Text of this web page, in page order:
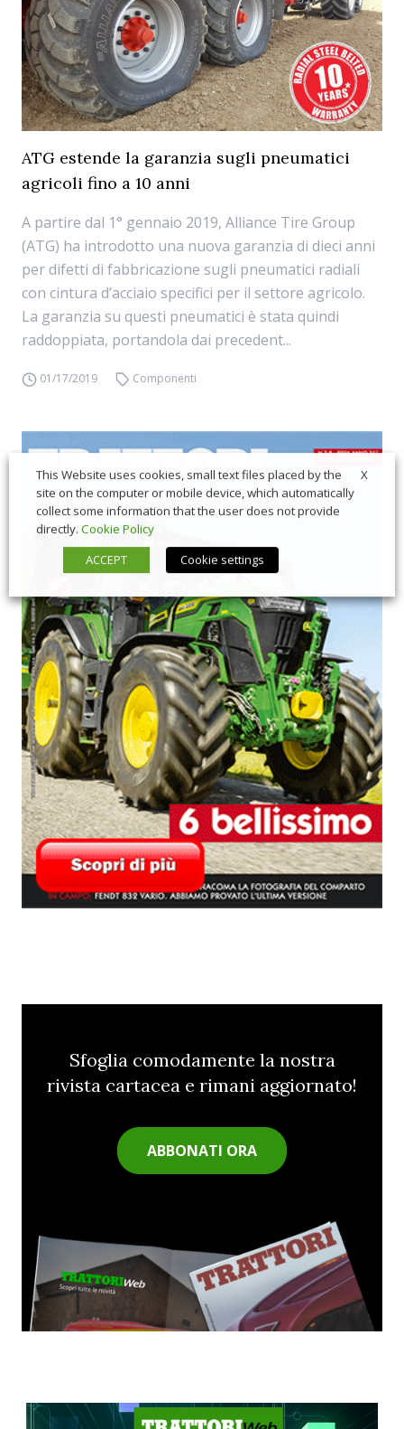
ATG estende la garanzia sugli pneumatici
agricoli fino a 10 anni
A partire dal 1° gennaio 2019, Alliance Tire Group
(ATG) ha introdotto una nuova garanzia di dieci anni
per difetti di fabbricazione sugli pneumatici radiali
con cintura d’acciaio specifici per il settore agricolo.
La garanzia su questi pneumatici è stata quindi
raddoppiata, portandola dai precedent...
01/17/2019 Componenti
Sfoglia comodamente la nostra
rivista cartacea e rimani aggiornato!
ABBONATI ORA
X
This Website uses cookies, small text files placed by the
site on the computer or mobile device, which automatically
collect some information that the user does not provide
directly. Cookie Policy
ACCEPT
Cookie settings